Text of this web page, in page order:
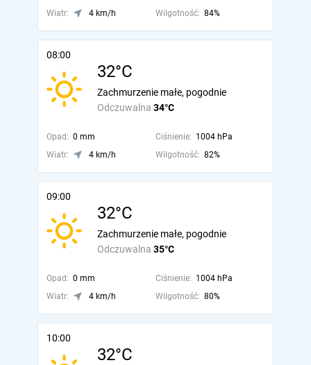
Wiatr: 4 km/h Wilgotność: 84%
08:00
32°C
Odczuwalna 34°C
Zachmurzenie małe, pogodnie
Opad: 0 mm Ciśnienie: 1004 hPa
Wiatr:
4 km/h Wilgotność: 82%
09:00
32°C
Odczuwalna 35°C
Zachmurzenie małe, pogodnie
Opad: 0 mm Ciśnienie: 1004 hPa
Wiatr:
4 km/h Wilgotność: 80%
10:00
32°C